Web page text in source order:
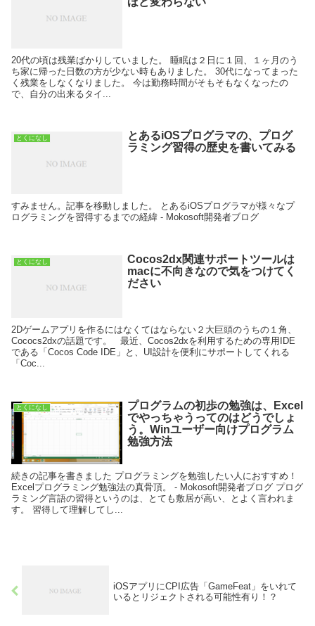
20代の頃は残業ばかりしていました。 睡眠は２日に１回、１ヶ月のう
ち家に帰った日数の方が少ない時もありました。 30代になってまった
く残業をしなくなりました。 今は勤務時間がそもそもなくなったの
で、自分の出来るタイ...
とくになし
とあるiOSプログラマの、プログ
ラミング習得の歴史を書いてみる
すみません。記事を移動しました。 とあるiOSプログラマが様々なプ
ログラミングを習得するまでの経緯 - Mokosoft開発者ブログ
とくになし
Cocos2dx関連サポートツールは
macに不向きなので気をつけてく
ださい
2Dゲームアプリを作るにはなくてはならない２大巨頭のうちの１角、
Cococs2dxの話題です。 最近、Cocos2dxを利用するための専用IDE
である「Cocos Code IDE」と、UI設計を便利にサポートしてくれる
「Coc...
とくになし
プログラムの初歩の勉強は、Excel
でやっちゃうってのはどうでしょ
う。Winユーザー向けプログラム
勉強方法
続きの記事を書きました プログラミングを勉強したい人におすすめ！
Excelプログラミング勉強法の真骨頂。 - Mokosoft開発者ブログ プログ
ラミング言語の習得というのは、とても敷居が高い、とよく言われま
す。 習得して理解してし...
iOSアプリにCPI広告「GameFeat」をいれて
いるとリジェクトされる可能性有り！？